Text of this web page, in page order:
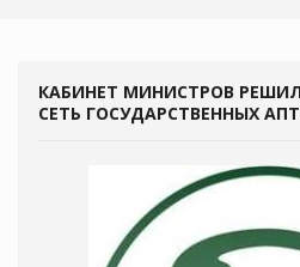
КАБИНЕТ МИНИСТРОВ
СЕТЬ ГОСУДАРСТВЕННЫХ